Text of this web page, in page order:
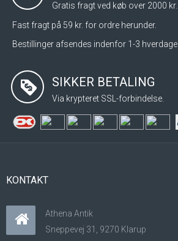
Gratis fragt ved køb over 2000 kr.
Fast fragt på 59 kr. for ordre herunder.
Bestillinger afsendes indenfor 1-3 hverdage.
SIKKER BETALING
Via krypteret SSL-forbindelse.
KONTAKT
Athena Antik
Sneppevej 31, 9270 Klarup